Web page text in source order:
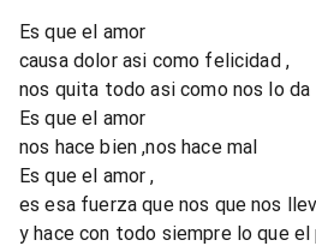
Es que el amor
causa dolor asi como felicidad ,
nos quita todo asi como nos lo da
Es que el amor
nos hace bien ,nos hace mal
Es que el amor ,
es esa fuerza que nos que nos
y hace con todo siempre lo que